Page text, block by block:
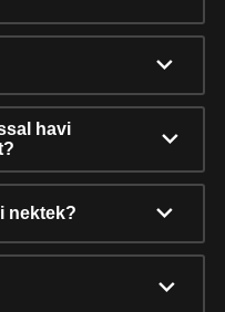
havi
nektek?